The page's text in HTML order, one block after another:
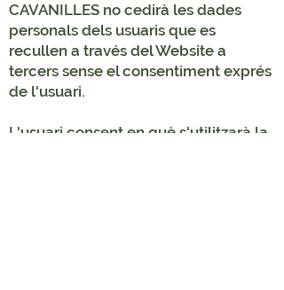
CAVANILLES no cedirà les dades
personals dels usuaris que es
recullen a través del Website a
tercers sense el consentiment exprés
de l'usuari.
L'usuari consent en què s'utilitzarà la